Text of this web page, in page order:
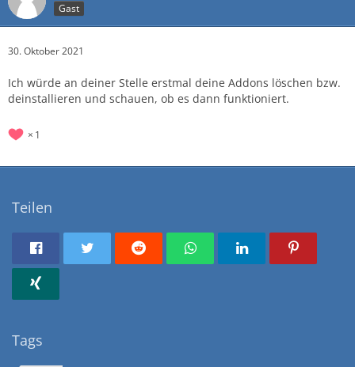
Gast
30. Oktober 2021
Ich würde an deiner Stelle erstmal deine Addons löschen bzw.
deinstallieren und schauen, ob es dann funktioniert.
1
Teilen
Tags